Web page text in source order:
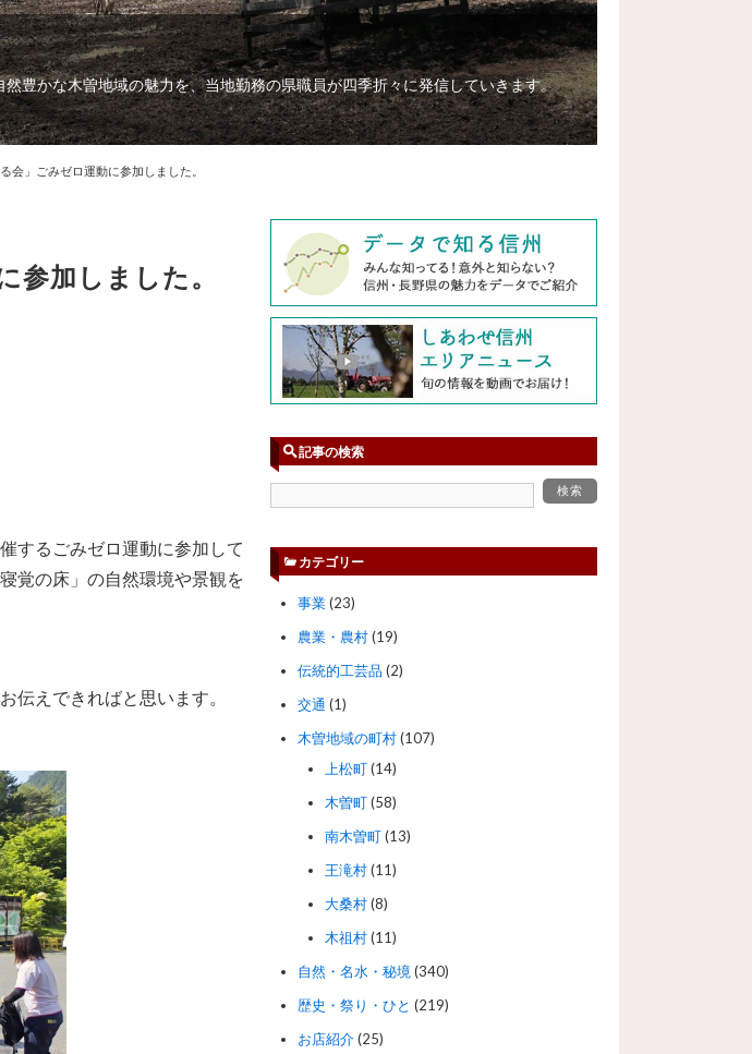
豊かな木曽地域の魅力を、当地勤務の県職員が四季折々に発信していきます。
会」ごみゼロ運動に参加しました。
参加しました。
するごみゼロ運動に参加して
覚の床」の自然環境や景観を
伝えできればと思います。
記事の検索
カテゴリー
事業(23)
農業・農村(19)
伝統的工芸品 (2)
交通 (1)
木曽地域の町村(107)
上松町(14)
木曽町(58)
南木曽町(13)
王滝村(11)
大桑村(8)
木祖村(11)
自然・名水・秘境(340)
歴史・祭り・ひと (219)
お店紹介(25)